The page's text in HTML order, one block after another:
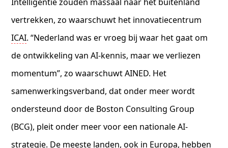
vertrekken, zo waarschuwt het innovatiecentrum
ICAI. “Nederland was er vroeg bij waar het gaat om
de ontwikkeling van AI-kennis, maar we verliezen
momentum”, zo waarschuwt AINED. Het
samenwerkingsverband, dat onder meer wordt
ondersteund door de Boston Consulting Group
(BCG), pleit onder meer voor een nationale AI-
strategie. De meeste landen, ook in Europa, hebben